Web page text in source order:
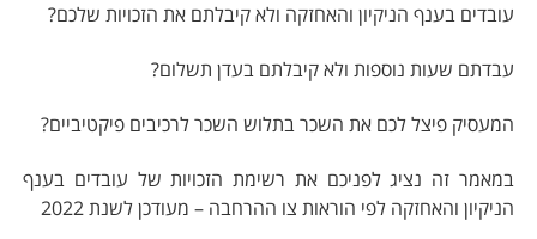
עובדים בענף הניקיון והאחזקה ולא קיבלתם את הזכויות שלכם?
עבדתם שעות נוספות ולא קיבלתם בעדן תשלום?
המעסיק פיצל לכם את השכר בתלוש השכר לרכיבים פיקטיביים?
במאמר זה נציג לפניכם את רשימת הזכויות של עובדים בענף
הניקיון והאחזקה לפי הוראות צו ההרחבה – מעודכן לשנת 2022